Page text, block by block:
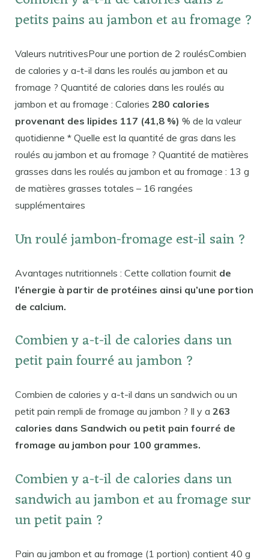
petits pains au jambon et au fromage ?
Valeurs nutritivesPour une portion de 2 roulésCombien
de calories y a-t-il dans les roulés au jambon et au
fromage ? Quantité de calories dans les roulés au
jambon et au fromage : Calories 280 calories
provenant des lipides 117 (41,8 %) % de la valeur
quotidienne * Quelle est la quantité de gras dans les
roulés au jambon et au fromage ? Quantité de matières
grasses dans les roulés au jambon et au fromage : 13 g
de matières grasses totales – 16 rangées
supplémentaires
Un roulé jambon-fromage est-il sain ?
Avantages nutritionnels : Cette collation fournit de
l’énergie à partir de protéines ainsi qu’une portion
de calcium.
Combien y a-t-il de calories dans un
petit pain fourré au jambon ?
Combien de calories y a-t-il dans un sandwich ou un
petit pain rempli de fromage au jambon ? Il y a 263
calories dans Sandwich ou petit pain fourré de
fromage au jambon pour 100 grammes.
Combien y a-t-il de calories dans un
sandwich au jambon et au fromage sur
un petit pain ?
Pain au jambon et au fromage (1 portion) contient 40 g